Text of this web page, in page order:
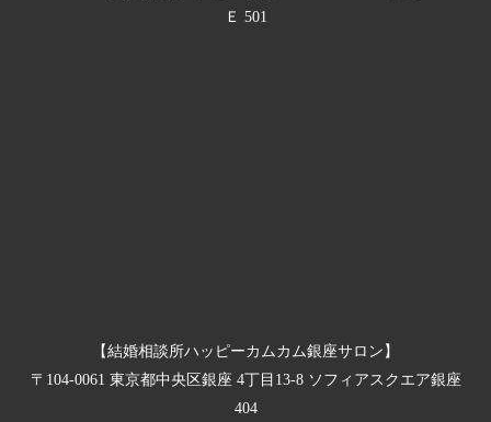
Ｅ 501
【結婚相談所ハッピーカムカム銀座サロン】
〒104-0061 東京都中央区銀座 4丁目13-8 ソフィアスクエア銀座
404